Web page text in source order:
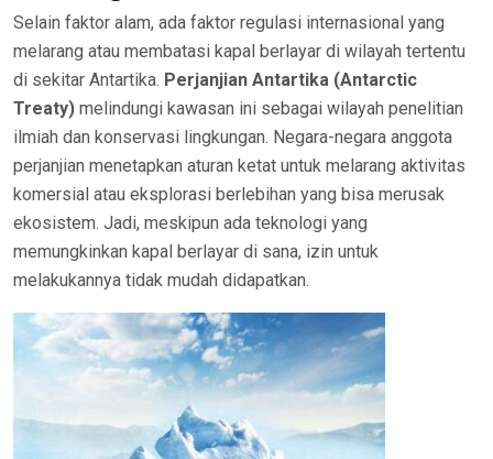
Selain faktor alam, ada faktor regulasi internasional yang
melarang atau membatasi kapal berlayar di wilayah tertentu
di sekitar Antartika. Perjanjian Antartika (Antarctic
Treaty) melindungi kawasan ini sebagai wilayah penelitian
ilmiah dan konservasi lingkungan. Negara-negara anggota
perjanjian menetapkan aturan ketat untuk melarang aktivitas
komersial atau eksplorasi berlebihan yang bisa merusak
ekosistem. Jadi, meskipun ada teknologi yang
memungkinkan kapal berlayar di sana, izin untuk
melakukannya tidak mudah didapatkan.